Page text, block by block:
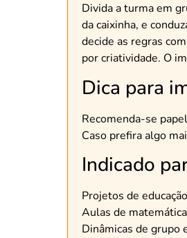
Divida a turma em
da caixinha, e
decide as regras
por criatividade. O
Dica para
Recomenda-se
Caso prefira algo
Indicado
Projetos de
Aulas de
Dinâmicas de grupo